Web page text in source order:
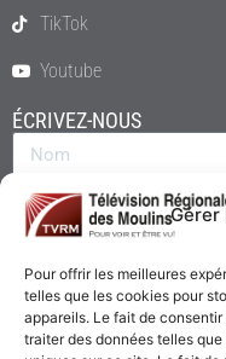
Gérer
Pour offrir les meilleures
telles que les cookies pour
appareils. Le fait de
traiter des données telles
TikTok
Youtube
ÉCRIVEZ-NOUS